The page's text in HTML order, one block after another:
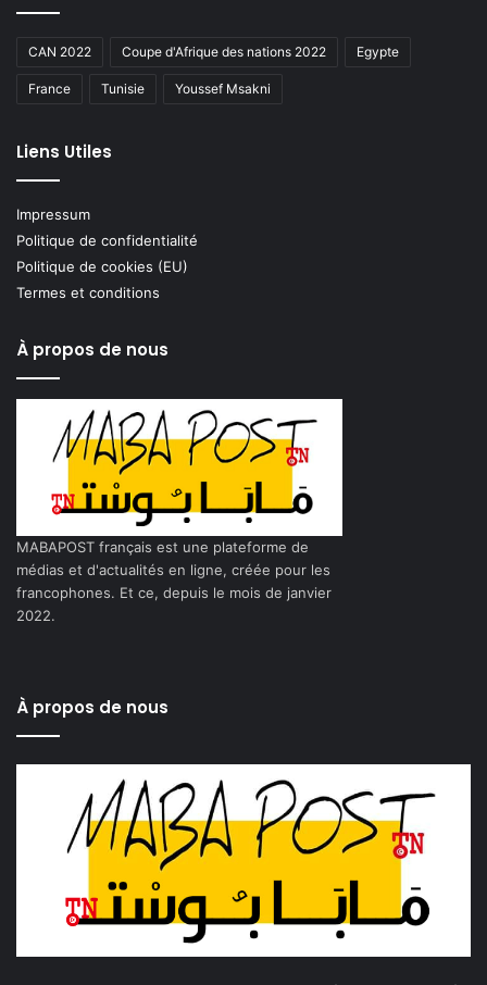
CAN 2022 Coupe d'Afrique des nations 2022 Egypte
France Tunisie Youssef Msakni
Liens Utiles
Impressum
Politique de confidentialité
Politique de cookies (EU)
Termes et conditions
À propos de nous
MABAPOST français est une plateforme de
médias et d'actualités en ligne, créée pour les
francophones. Et ce, depuis le mois de janvier
2022.
À propos de nous